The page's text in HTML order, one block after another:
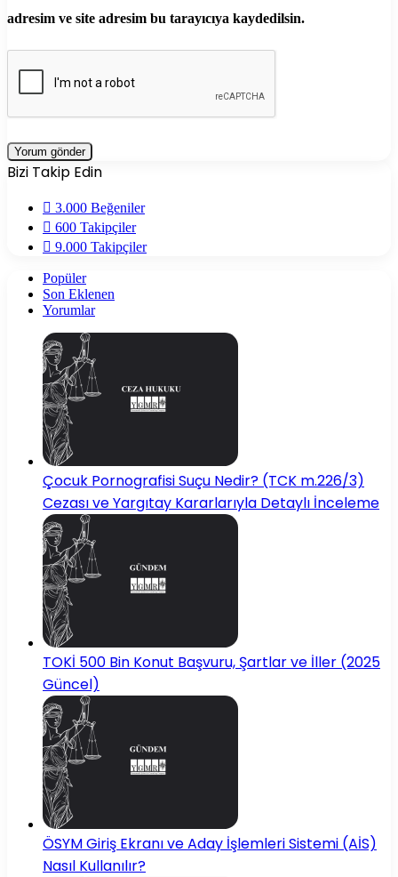
adresim ve site adresim bu tarayıcıya kaydedilsin.
Bizi Takip Edin
3.000 Beğeniler
600 Takipçiler
9.000 Takipçiler
Popüler
Son Eklenen
Yorumlar
Çocuk Pornografisi Suçu Nedir? (TCK m.226/3)
Cezası ve Yargıtay Kararlarıyla Detaylı İnceleme
TOKİ 500 Bin Konut Başvuru, Şartlar ve İller (2025
Güncel)
ÖSYM Giriş Ekranı ve Aday İşlemleri Sistemi (AİS)
Nasıl Kullanılır?